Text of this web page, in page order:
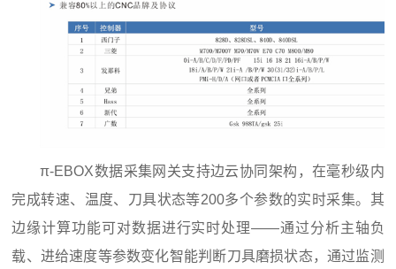
π-EBOX数据采集网关支持边云协同架构，在毫秒级内
完成转速、温度、刀具状态等200多个参数的实时采集。其
边缘计算功能可对数据进行实时处理——通过分析主轴负
载、进给速度等参数变化智能判断刀具磨损状态，通过监测